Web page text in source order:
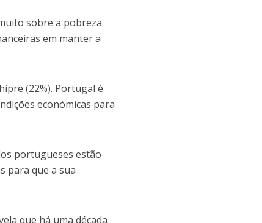
sobre a pobreza
em manter a
(22%). Portugal é
económicas para
portugueses estão
para que a sua
que há uma década